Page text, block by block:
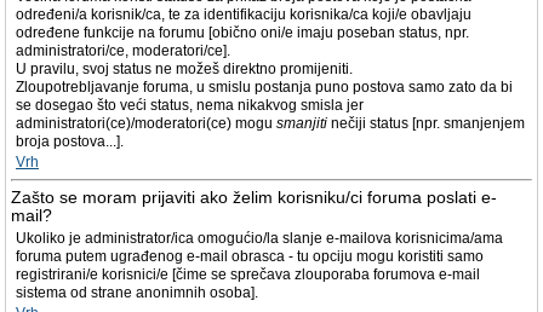
određeni/a korisnik/ca, te za identifikaciju korisnika/ca koji/e obavljaju
određene funkcije na forumu [obično oni/e imaju poseban status, npr.
administratori/ce, moderatori/ce].
U pravilu, svoj status ne možeš direktno promijeniti.
Zloupotrebljavanje foruma, u smislu postanja puno postova samo zato da bi
se dosegao što veći status, nema nikakvog smisla jer
administratori(ce)/moderatori(ce) mogu smanjiti nečiji status [npr. smanjenjem
broja postova...].
Vrh
Zašto se moram prijaviti ako želim korisniku/ci foruma poslati e-
mail?
Ukoliko je administrator/ica omogućio/la slanje e-mailova korisnicima/ama
foruma putem ugrađenog e-mail obrasca - tu opciju mogu koristiti samo
registrirani/e korisnici/e [čime se sprečava zlouporaba forumova e-mail
sistema od strane anonimnih osoba].